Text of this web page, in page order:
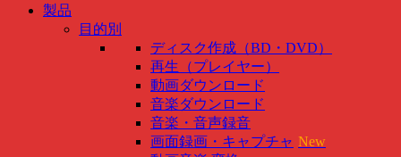
製品
目的別
ディスク作成（BD・DVD）
再生（プレイヤー）
動画ダウンロード
音楽ダウンロード
音楽・音声録音
画面録画・キャプチャ New